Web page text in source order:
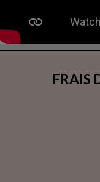
FRAIS